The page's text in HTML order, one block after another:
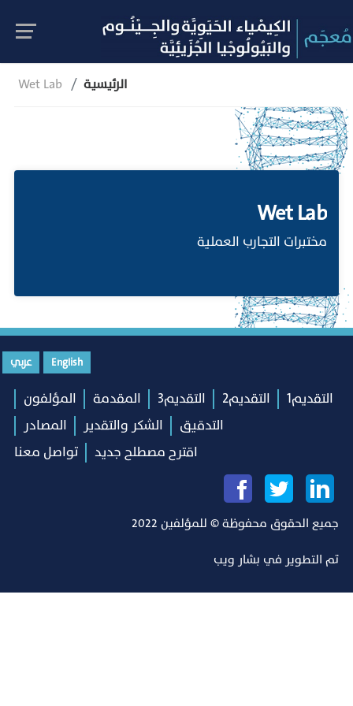
Wet Lab الرئيسية
Wet Lab
مختبرات التجارب العملية
English عربي
التقديم1 التقديم2 التقديم3 المقدمة
المؤلفون
التدقيق
الشكر والتقدير
المصادر
اقترح مصطلح جديد
تواصل معنا
جميع الحقوق محفوظة © للمؤلفين 2022
تم التطوير في بشار ويب